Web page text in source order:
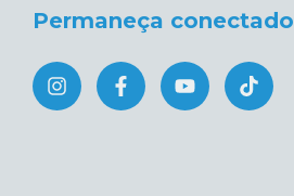
Permaneça conectado